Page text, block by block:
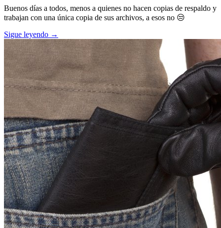
Buenos días a todos, menos a quienes no hacen copias de respaldo y
trabajan con una única copia de sus archivos, a esos no 😒
Sigue leyendo →